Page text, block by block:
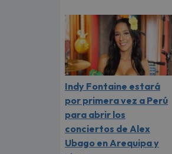
Indy Fontaine estará
por primera vez a Perú
para abrir los
conciertos de Alex
Ubago en Arequipa y